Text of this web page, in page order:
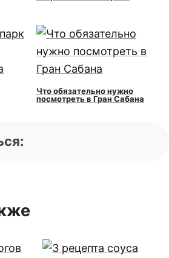
Что обязательно нужно
посмотреть в Гран Сабана